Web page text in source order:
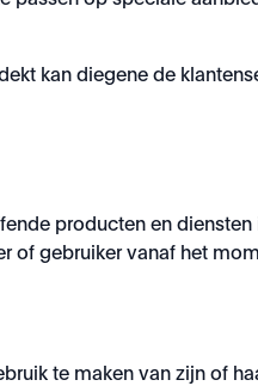
kan diegene de
producten en
of gebruiker vanaf het
te maken van zijn of